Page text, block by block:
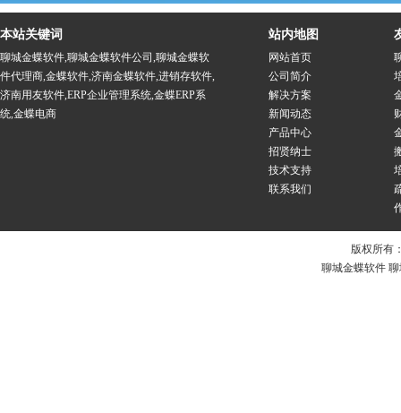
本站关键词
聊城金蝶软件,聊城金蝶软件公司 ,聊城金蝶软
件代理商,金蝶软件,济南金蝶软件,进销存软件,
济南用友软件,ERP企业管理系统,金蝶ERP系
统,金蝶电商
站内地图
网站首页
公司简介
解决方案
新闻动态
产品中心
招贤纳士
技术支持
联系我们
版权所有
聊城金蝶软件